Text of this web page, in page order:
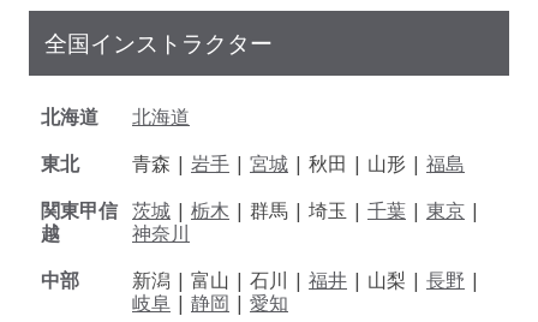
全国インストラクター
北海道
北海道
東北
青森 | 岩手 | 宮城 | 秋田 | 山形 | 福島
関東甲信
越
茨城 | 栃木 | 群馬 | 埼玉 | 千葉 | 東京 |
神奈川
中部
新潟 | 富山 | 石川 | 福井 | 山梨 | 長野 |
岐阜 | 静岡 | 愛知